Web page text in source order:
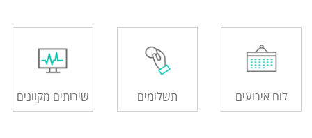
לוח אירועים תשלומים שירותים מקוונים